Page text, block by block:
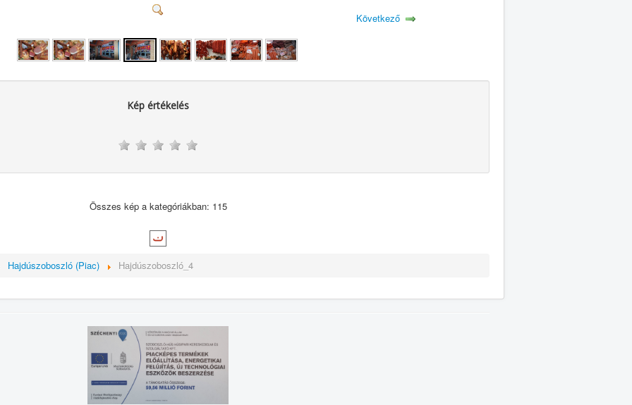
Következő
Kép értékelés
Összes kép a kategóriákban: 115
Hajdúszoboszló (Piac) Hajdúszoboszló_4